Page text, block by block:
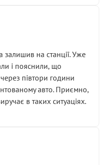
знімати колеса”
можна
робіт без
дякую!
абсурдно:
рідини потрібно
циліндром у
на техніці,
а як максимум —
замість елементарних
залишив на станції. Уже
і пояснили, що
півтори години
авто. Приємно,
в таких ситуаціях.